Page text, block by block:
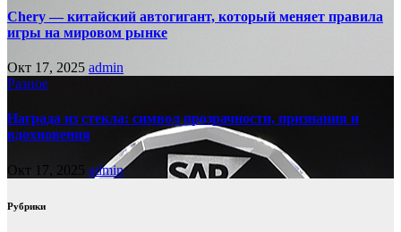
Chery — китайский автогигант, который меняет правила
игры на мировом рынке
Окт 17, 2025 admin
Разное
Награда из стекла: символ прозрачности, признания и
вдохновения
Окт 17, 2025 admin
Рубрики